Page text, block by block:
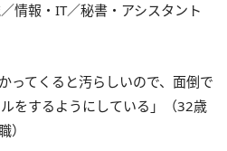
情報・IT／秘書・アシスタント
ってくると汚らしいので、面倒で
をするようにしている」（32歳
）